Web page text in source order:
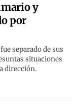
y
por
separado de sus
situaciones
dirección.